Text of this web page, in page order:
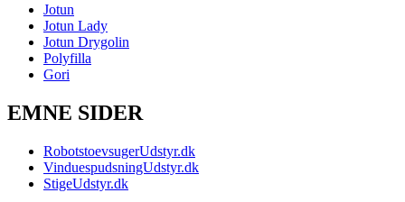
Jotun
Jotun Lady
Jotun Drygolin
Polyfilla
Gori
EMNE SIDER
RobotstoevsugerUdstyr.dk
VinduespudsningUdstyr.dk
StigeUdstyr.dk